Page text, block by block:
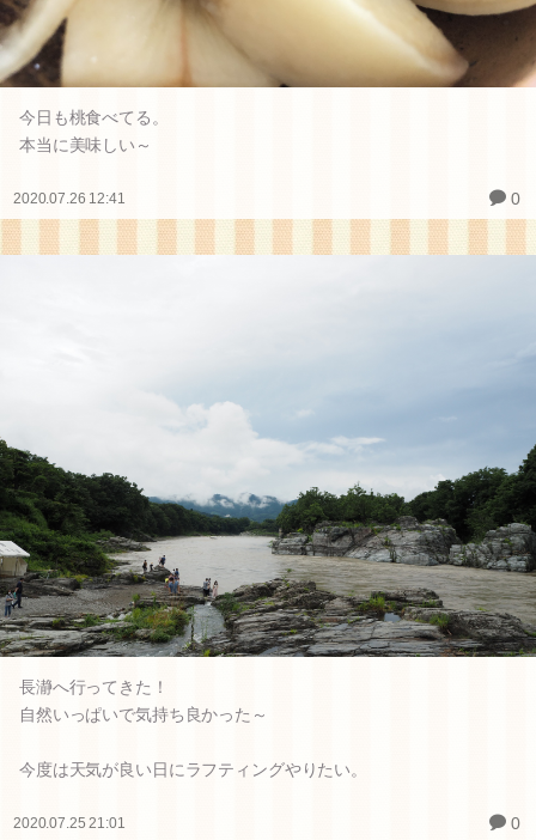
今日も桃食べてる。
本当に美味しい～
2020.07.26 12:41 0
長瀞へ行ってきた！
自然いっぱいで気持ち良かった～
今度は天気が良い日にラフティングやりたい。
2020.07.25 21:01 0